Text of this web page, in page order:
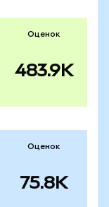
Оценок
483.9K
Оценок
75.8K